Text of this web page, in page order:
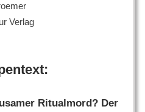
Verlag
Ritualmord? Der